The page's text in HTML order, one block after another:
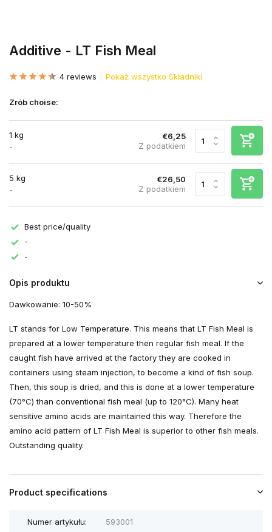
Additive - LT Fish Meal
4 reviews Pokaż wszystko Składniki
Zrób choise:
1 kg
-
€6,25
Z podatkiem
5 kg
-
€26,50
Z podatkiem
Best price/quality
-
-
Opis produktu
Dawkowanie: 10-50%
LT stands for Low Temperature. This means that LT Fish Meal is
prepared at a lower temperature then regular fish meal. If the
caught fish have arrived at the factory they are cooked in
containers using steam injection, to become a kind of fish soup.
Then, this soup is dried, and this is done at a lower temperature
(70°C) than conventional fish meal (up to 120°C). Many heat
sensitive amino acids are maintained this way. Therefore the
amino acid pattern of LT Fish Meal is superior to other fish meals.
Outstanding quality.
Product specifications
Numer artykułu: 593001